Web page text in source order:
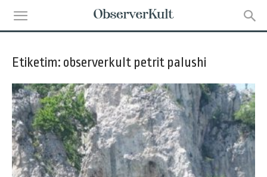
Etiketim: observerkult petrit palushi